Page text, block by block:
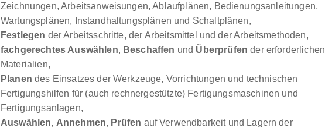
Zeichnungen, Arbeitsanweisungen, Ablaufplänen, Bedienungsanleitungen,
Wartungsplänen, Instandhaltungsplänen und Schaltplänen,
Festlegen der Arbeitsschritte, der Arbeitsmittel und der Arbeitsmethoden,
fachgerechtes Auswählen, Beschaffen und Überprüfen der erforderlichen
Materialien,
Planen des Einsatzes der Werkzeuge, Vorrichtungen und technischen
Fertigungshilfen für (auch rechnergestützte) Fertigungsmaschinen und
Fertigungsanlagen,
Auswählen, Annehmen, Prüfen auf Verwendbarkeit und Lagern der